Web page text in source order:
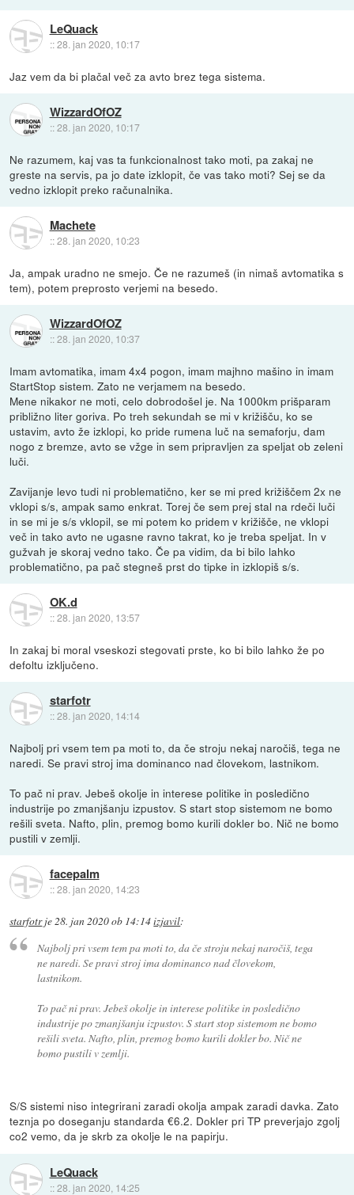
LeQuack
::28. jan 2020, 10:17
Jaz vem da bi plačal več za avto brez tega sistema.
WizzardOfOZ
::28. jan 2020, 10:17
Ne razumem, kaj vas ta funkcionalnost tako moti, pa zakaj ne
greste na servis, pa jo date izklopit, če vas tako moti? Sej se da
vedno izklopit preko računalnika.
Machete
::28. jan 2020, 10:23
Ja, ampak uradno ne smejo. Če ne razumeš (in nimaš avtomatika s
tem), potem preprosto verjemi na besedo.
WizzardOfOZ
::28. jan 2020, 10:37
Imam avtomatika, imam 4x4 pogon, imam majhno mašino in imam
StartStop sistem. Zato ne verjamem na besedo.
Mene nikakor ne moti, celo dobrodošel je. Na 1000km prišparam
približno liter goriva. Po treh sekundah se mi v križišču, ko se
ustavim, avto že izklopi, ko pride rumena luč na semaforju, dam
nogo z bremze, avto se vžge in sem pripravljen za speljat ob zeleni
luči.
Zavijanje levo tudi ni problematično, ker se mi pred križiščem 2x ne
vklopi s/s, ampak samo enkrat. Torej če sem prej stal na rdeči luči
in se mi je s/s vklopil, se mi potem ko pridem v križišče, ne vklopi
več in tako avto ne ugasne ravno takrat, ko je treba speljat. In v
gužvah je skoraj vedno tako. Če pa vidim, da bi bilo lahko
problematično, pa pač stegneš prst do tipke in izklopiš s/s.
OK.d
::28. jan 2020, 13:57
In zakaj bi moral vseskozi stegovati prste, ko bi bilo lahko že po
defoltu izključeno.
starfotr
::28. jan 2020, 14:14
Najbolj pri vsem tem pa moti to, da če stroju nekaj naročiš, tega ne
naredi. Se pravi stroj ima dominanco nad človekom, lastnikom.
To pač ni prav. Jebeš okolje in interese politike in posledično
industrije po zmanjšanju izpustov. S start stop sistemom ne bomo
rešili sveta. Nafto, plin, premog bomo kurili dokler bo. Nič ne bomo
pustili v zemlji.
facepalm
::28. jan 2020, 14:23
starfotrje28. jan 2020 ob 14:14izjavil:
Najbolj pri vsem tem pa moti to, da če stroju nekaj naročiš, tega
ne naredi. Se pravi stroj ima dominanco nad človekom,
lastnikom.
To pač ni prav. Jebeš okolje in interese politike in posledično
industrije po zmanjšanju izpustov. S start stop sistemom ne bomo
rešili sveta. Nafto, plin, premog bomo kurili dokler bo. Nič ne
bomo pustili v zemlji.
S/S sistemi niso integrirani zaradi okolja ampak zaradi davka. Zato
teznja po doseganju standarda €6.2. Dokler pri TP preverjajo zgolj
co2 vemo, da je skrb za okolje le na papirju.
LeQuack
::28. jan 2020, 14:25